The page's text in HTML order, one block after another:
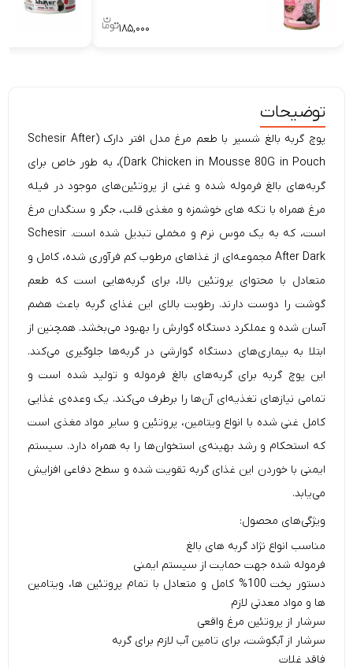
۱۸۵,۰۰۰
توضیحات
پوچ گربه بالغ شسیر با طعم مرغ مدل افتر دارک ( Schesir After
Dark Chicken in Mousse 80G in Pouch)، به طور خاص برای
گربه‌های بالغ فرموله شده و غنی از پروتئین‌های موجود در فیله
مرغ همراه با تکه های خوشمزه و مغذی قلب، جگر و سنگدان مرغ
است، که به یک موس نرم و مخملی تبدیل شده است. Schesir
After Dark مجموعه‌ای از غذاهای مرطوب کم فرآوری شده، کامل و
متعادل با محتوای پروتئین بالا، برای گربه‌هایی است که طعم
گوشت را دوست دارند. رطوبت بالای این غذای گربه باعث هضم
آسان شده و عملکرد دستگاه گوارش را بهبود می‌بخشد. همچنین از
ابتلا به بیماری‌های دستگاه گوارشی در گربه‌ها جلوگیری می‌کند.
این پوچ گربه برای گربه‌های بالغ فرموله و تولید شده است و
تمامی نیاز‌های تغذیه‌ای آن‌ها را برطرف می‌کند. یک وعده‌ی غذایی
کامل غنی شده با انواع ویتامین، پروتئین و سایر مواد مغذی است
که استحکام و رشد بهینه‌ی استخوان‌ها را به همراه دارد. سیستم
ایمنی با خوردن این غذای گربه تقویت شده و سطح دفاعی افزایش
می‌یابد.
ویژگی‌های محصول:
مناسب انواع نژاد گربه های بالغ
فرموله شده جهت حمایت از سیستم ایمنی
دستور پخت 100% کامل و متعادل با تمام پروتئین ها، ویتامین
ها و مواد معدنی لازم
سرشار از پروتئین مرغ واقعی
سرشار از آبگوشت، برای تامین آب لازم برای گربه
فاقد غلات